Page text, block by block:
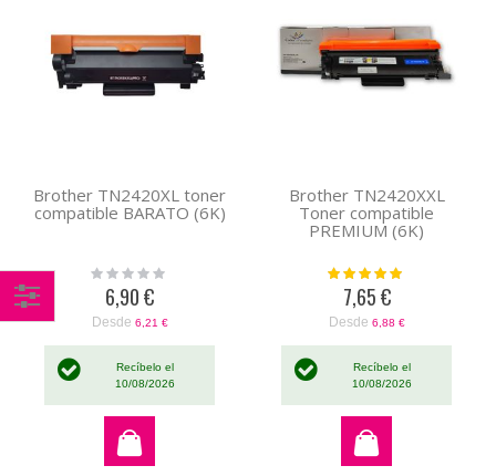
Brother TN2420XL toner
compatible BARATO (6K)
Rating:
6,90 €
Desde 6,21 €
Recíbelo el
10/08/2026
Brother TN2420XXL
Toner compatible
PREMIUM (6K)
Valoración:
7,65 €
Desde 6,88 €
Recíbelo el
10/08/2026
Comprar